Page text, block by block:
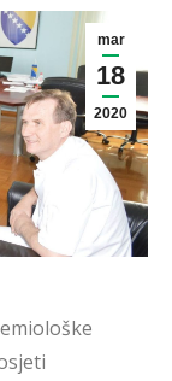
mar
18
2020